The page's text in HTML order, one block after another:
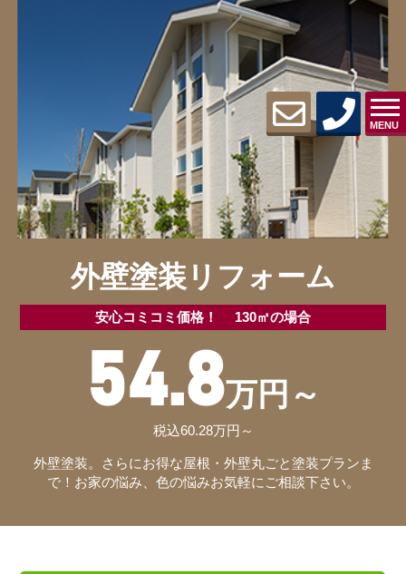
MENU
外壁塗装リフォーム
安心コミコミ価格！ 130㎡の場合
54.8万円～
税込60.28万円～
外壁塗装。さらにお得な屋根・外壁丸ごと塗装プランま
で！お家の悩み、色の悩みお気軽にご相談下さい。